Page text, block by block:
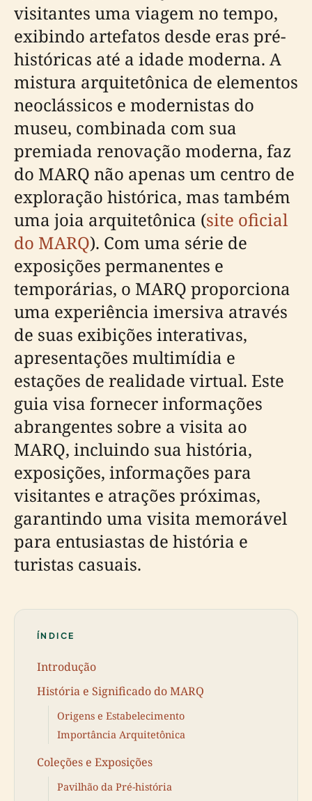
visitantes uma viagem no tempo,
exibindo artefatos desde eras pré-
históricas até a idade moderna. A
mistura arquitetônica de elementos
neoclássicos e modernistas do
museu, combinada com sua
premiada renovação moderna, faz
do MARQ não apenas um centro de
exploração histórica, mas também
uma joia arquitetônica (site oficial
do MARQ). Com uma série de
exposições permanentes e
temporárias, o MARQ proporciona
uma experiência imersiva através
de suas exibições interativas,
apresentações multimídia e
estações de realidade virtual. Este
guia visa fornecer informações
abrangentes sobre a visita ao
MARQ, incluindo sua história,
exposições, informações para
visitantes e atrações próximas,
garantindo uma visita memorável
para entusiastas de história e
turistas casuais.
ÍNDICE
Introdução
História e Significado do MARQ
Origens e Estabelecimento
Importância Arquitetônica
Coleções e Exposições
Pavilhão da Pré-história